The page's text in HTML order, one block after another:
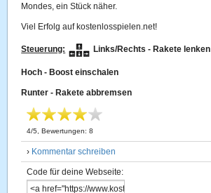
Mondes, ein Stück näher.
Viel Erfolg auf kostenlosspielen.net!
Steuerung: Links/Rechts - Rakete lenken
Hoch - Boost einschalen
Runter - Rakete abbremsen
4/5 , Bewertungen:8
› Kommentar schreiben
Code für deine Webseite: